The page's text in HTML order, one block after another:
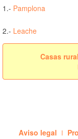
1.- Pamplona
2.- Leache
Casas
Aviso legal